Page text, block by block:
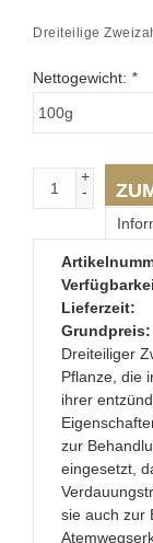
Dreiteilige
Nettogewicht: *
+
-
Lieferzeit:
Grundpreis:
Dreiteiliger
Pflanze, die
ihrer
zur
eingesetzt,
sie auch zur